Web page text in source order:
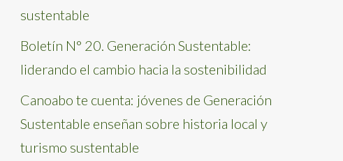
sustentable
Boletín N° 20. Generación Sustentable:
liderando el cambio hacia la sostenibilidad
Canoabo te cuenta: jóvenes de Generación
Sustentable enseñan sobre historia local y
turismo sustentable